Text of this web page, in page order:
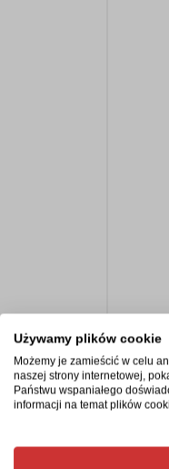
Używamy plików cookie
Możemy je zamieścić w celu
naszej strony internetowej,
Państwu wspaniałego
informacji na temat plików